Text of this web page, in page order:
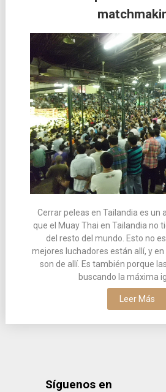
Cerrar peleas en Tailandia es un
que el Muay Thai en Tailandia no
del resto del mundo. Esto no
mejores luchadores están allí, y
son de allí. Es también porque
buscando la máxima
Leer Más
entradas
Síguenos en